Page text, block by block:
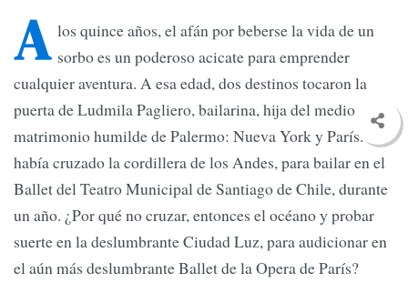
A los quince años, el afán por beberse la vida de un
sorbo es un poderoso acicate para emprender
cualquier aventura. A esa edad, dos destinos tocaron la
puerta de Ludmila Pagliero, bailarina, hija del medio de un
matrimonio humilde de Palermo: Nueva York y París. Ya
había cruzado la cordillera de los Andes, para bailar en el
Ballet del Teatro Municipal de Santiago de Chile, durante
un año. ¿Por qué no cruzar, entonces el océano y probar
suerte en la deslumbrante Ciudad Luz, para audicionar en
el aún más deslumbrante Ballet de la Opera de París?